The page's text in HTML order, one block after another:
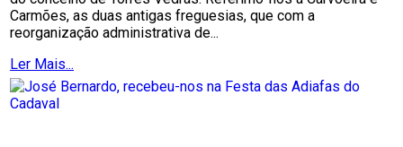
Carmões, as duas antigas freguesias, que com a
reorganização administrativa de...
Ler Mais...